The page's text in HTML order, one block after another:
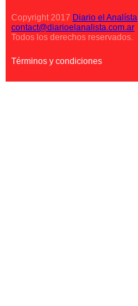
Copyright 2017 Diario el Analísta
contact@diarioelanalista.com.ar
Todos los derechos reservados.
Términos y condiciones